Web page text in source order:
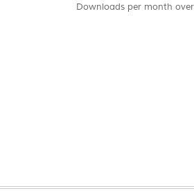
Downloads per month